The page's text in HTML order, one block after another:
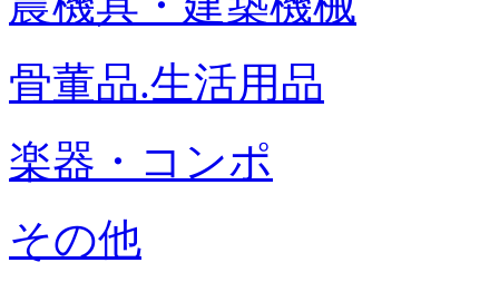
骨董品.生活用品
楽器・コンポ
その他